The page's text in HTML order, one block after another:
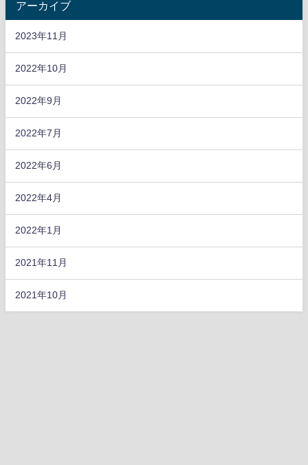
アーカイブ
2023年11月
2022年10月
2022年9月
2022年7月
2022年6月
2022年4月
2022年1月
2021年11月
2021年10月